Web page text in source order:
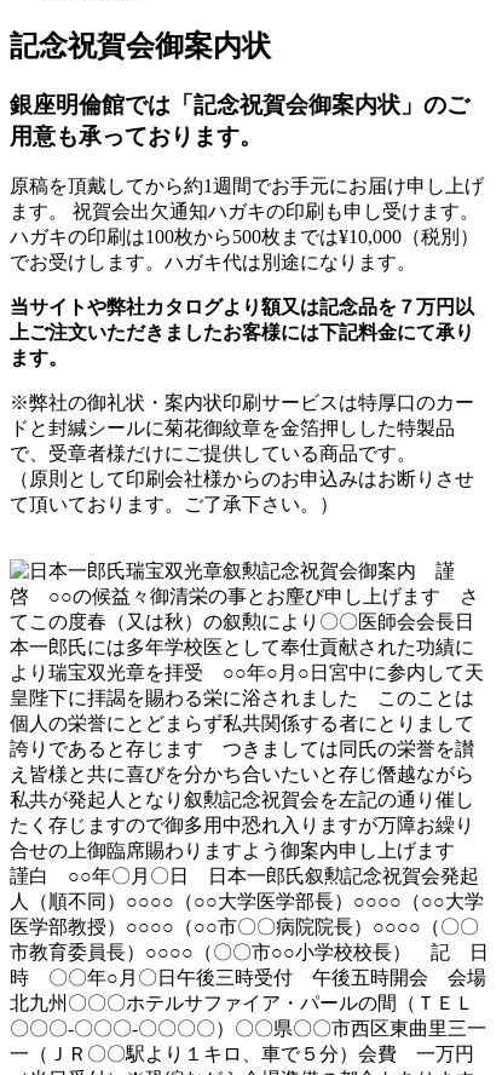
記念祝賀会御案内状
銀座明倫館では「記念祝賀会御案内状」のご
用意も承っております。
原稿を頂戴してから約1週間でお手元にお届け申し上げ
ます。 祝賀会出欠通知ハガキの印刷も申し受けます。
ハガキの印刷は100枚から500枚までは¥10,000（税別）
でお受けします。ハガキ代は別途になります。
当サイトや弊社カタログより額又は記念品を７万円以
上ご注文いただきましたお客様には下記料金にて承り
ます。
※弊社の御礼状・案内状印刷サービスは特厚口のカー
ドと封緘シールに菊花御紋章を金箔押しした特製品
で、受章者様だけにご提供している商品です。
（原則として印刷会社様からのお申込みはお断りさせ
て頂いております。ご了承下さい。）